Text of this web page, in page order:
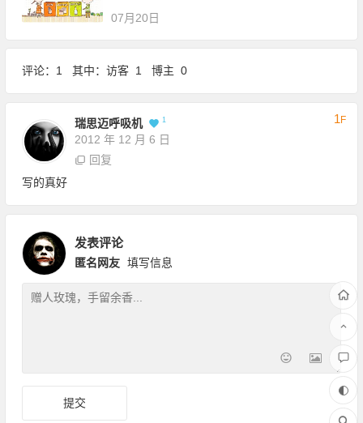
07月20日
评论：1 其中：访客 1 博主 0
瑞思迈呼吸机 1
2012 年 12 月 6 日
1F
回复
写的真好
发表评论
匿名网友 填写信息